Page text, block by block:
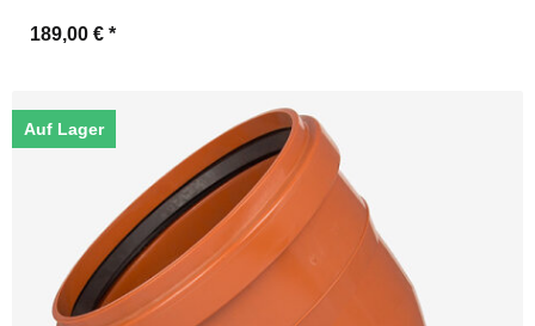
189,00 € *
Auf Lager